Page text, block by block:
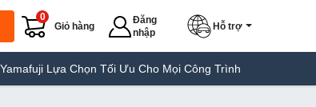
Giỏ hàng
0
Đăng
nhập
Hỗ trợ
Chọn Tối Ưu Cho Mọi Công Trình Máy Hàn Túi Yamafuji